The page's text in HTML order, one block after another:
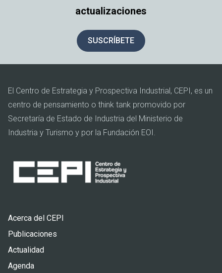
actualizaciones
SUSCRÍBETE
El Centro de Estrategia y Prospectiva Industrial, CEPI, es un
centro de pensamiento o think tank promovido por
Secretaría de Estado de Industria del Ministerio de
Industria y Turismo y por la Fundación EOI.
Pie
de
Acerca del CEPI
Publicaciones
Actualidad
Agenda